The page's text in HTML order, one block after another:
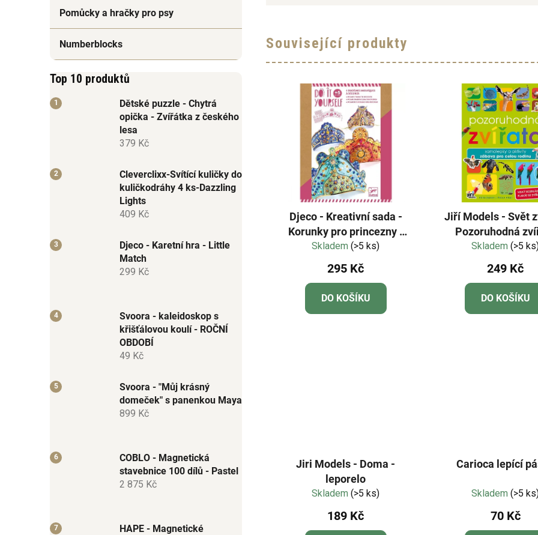
Pomůcky a hračky pro psy
Numberblocks
Top 10 produktů
Dětské puzzle - Chytrá
opička - Zvířátka z českého
lesa
379 Kč
Cleverclixx-Svítící kuličky do
kuličkodráhy 4 ks-Dazzling
Lights
409 Kč
Djeco - Karetní hra - Little
Match
299 Kč
Svoora - kaleidoskop s
křišťálovou koulí - ROČNÍ
OBDOBÍ
49 Kč
Svoora - "Můj krásný
domeček" s panenkou Maya
899 Kč
COBLO - Magnetická
stavebnice 100 dílů - Pastel
2 875 Kč
HAPE - Magnetické
Související produkty
Djeco - Kreativní sada -
Korunky pro princezny -
Třpytivé
Skladem(>5 ks)
295 Kč
DO KOŠÍKU
Jiří Models - Svět
Pozoruhodná
Skladem(>5
249 Kč
DO KOŠÍKU
Jiri Models - Doma -
leporelo
Skladem(>5 ks)
189 Kč
Carioca lepící
Skladem(>5
70 Kč